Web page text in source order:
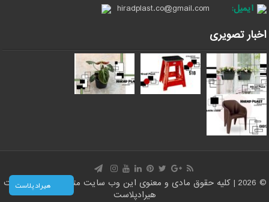
ایمیل:
hiradplast.co@gmail.com
اخبار تصویری
© 2026 | کلیه حقوق مادی و معنوی این وب سایت متعلق است به سایت
هیرادپلاست
هیراد پلاست